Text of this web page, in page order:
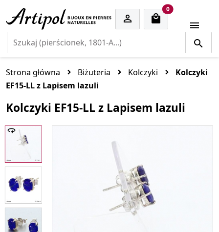

0cart items

Strona główna Biżuteria Kolczyki
Kolczyki
EF15-LL z Lapisem lazuli
Kolczyki EF15-LL z Lapisem lazuli